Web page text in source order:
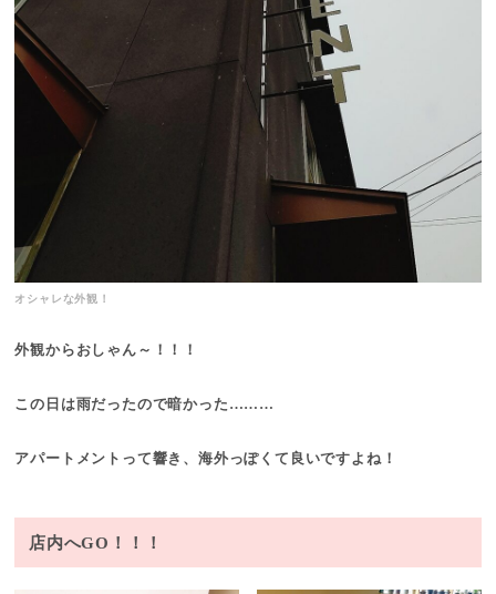
オシャレな外観！
外観からおしゃん～！！！
この日は雨だったので暗かった………
アパートメントって響き、海外っぽくて良いですよね！
店内へGO！！！